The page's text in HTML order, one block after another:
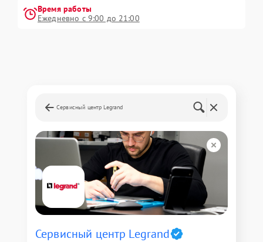
Время работы
Ежедневно с 9:00 до 21:00
Сервисный центр Legrand
Сервисный центр Legrand